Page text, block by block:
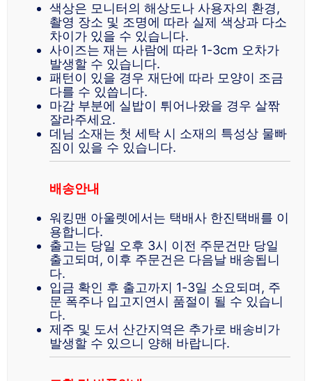
색상은 모니터의 해상도나 사용자의 환경,
촬영 장소 및 조명에 따라 실제 색상과 다소
차이가 있을 수 있습니다.
사이즈는 재는 사람에 따라 1-3cm 오차가
발생할 수 있습니다.
패턴이 있을 경우 재단에 따라 모양이 조금
다를 수 있씁니다.
마감 부분에 실밥이 튀어나왔을 경우 살짞
잘라주세요.
데님 소재는 첫 세탁 시 소재의 특성상 물빠
짐이 있을 수 있습니다.
배송안내
워킹맨 아울렛에서는 택배사 한진택배를 이
용합니다.
출고는 당일 오후 3시 이전 주문건만 당일
출고되며, 이후 주문건은 다음날 배송됩니
다.
입금 확인 후 출고까지 1-3일 소요되며, 주
문 폭주나 입고지연시 품절이 될 수 있습니
다.
제주 및 도서 산간지역은 추가로 배송비가
발생할 수 있으니 양해 바랍니다.